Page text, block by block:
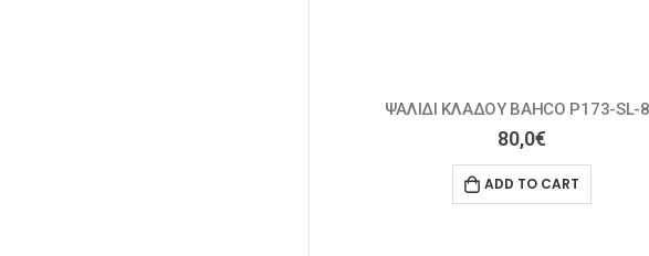
ΚΟΝΤΑΡΟΨΑΛΙΔΟ BELLOTA 3612
60,0€
ADD TO CART